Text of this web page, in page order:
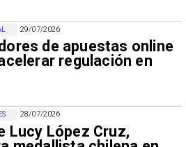
29/07/2026
de apuestas online
regulación en
28/07/2026
Lucy López Cruz,